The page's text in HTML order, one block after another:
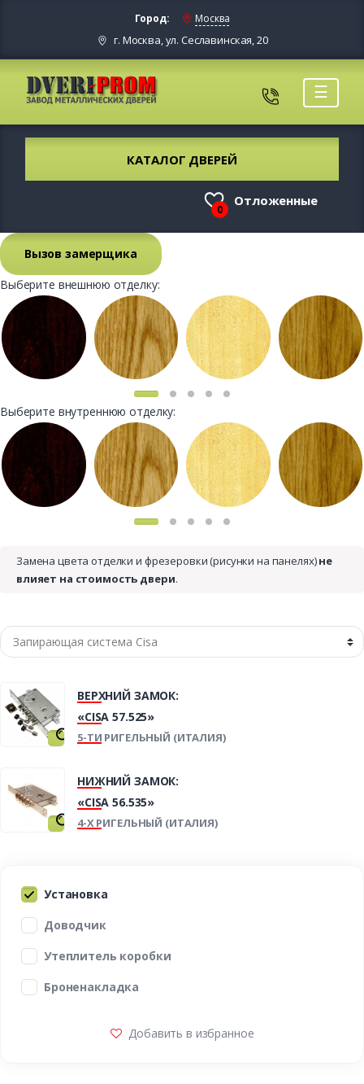
Город: Москва
г. Москва, ул. Сеславинская, 20
☰
КАТАЛОГ ДВЕРЕЙ
0
Отложенные
Вызов замерщика
Выберите внешнюю отделку:
Выберите внутреннюю отделку:
Замена цвета отделки и фрезеровки (рисунки на панелях)не
влияет на стоимость двери.
ВЕРХНИЙ ЗАМОК:
«CISA 57.525»
5-ТИ РИГЕЛЬНЫЙ (ИТАЛИЯ)
НИЖНИЙ ЗАМОК:
«CISA 56.535»
4-Х РИГЕЛЬНЫЙ (ИТАЛИЯ)
Установка
Доводчик
Утеплитель коробки
Броненакладка
Добавить в избранное